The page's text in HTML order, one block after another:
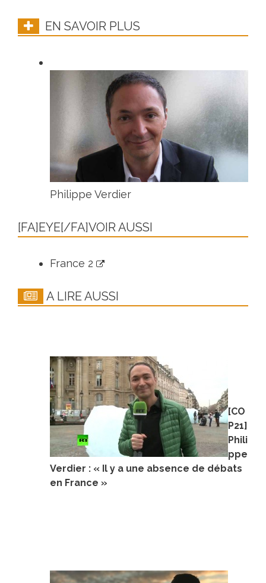
EN SAVOIR PLUS
Philippe Verdier
[FA]EYE[/FA]VOIR AUSSI
France 2
A LIRE AUSSI
[CO
P21]
Phili
ppe
Verdier : « Il y a une absence de débats
en France »